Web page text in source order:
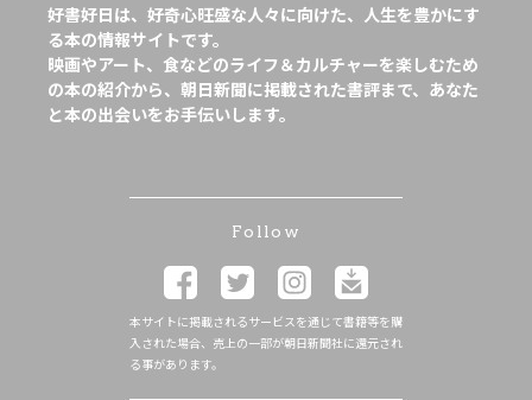
好書好日は、好奇心旺盛な人々に向けた、人生を豊かにす
る本の情報サイトです。
映画やアート、食などのライフ＆カルチャーを楽しむため
の本の紹介から、朝日新聞に掲載された書評まで、あなた
と本の出会いをお手伝いします。
Follow
本サイトに掲載されるサービスを通じて書籍等を購
入された場合、売上の一部が朝日新聞社に還元され
る事があります。